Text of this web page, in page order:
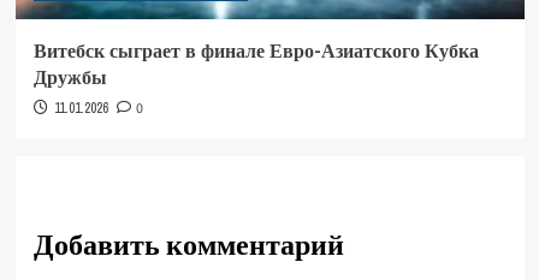
Витебск сыграет в финале Евро-Азиатского Кубка
Дружбы
11.01.2026 0
Добавить комментарий